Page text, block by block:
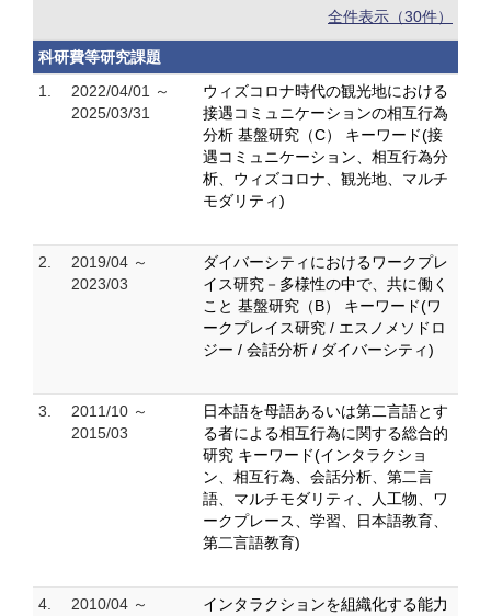
全件表示（30件）
科研費等研究課題
1.
2022/04/01 ～
2025/03/31
ウィズコロナ時代の観光地における
接遇コミュニケーションの相互行為
分析 基盤研究（C） キーワード(接
遇コミュニケーション、相互行為分
析、ウィズコロナ、観光地、マルチ
モダリティ)
2.
2019/04 ～
2023/03
ダイバーシティにおけるワークプレ
イス研究－多様性の中で、共に働く
こと 基盤研究（B） キーワード(ワ
ークプレイス研究 / エスノメソドロ
ジー / 会話分析 / ダイバーシティ)
3.
2011/10 ～
2015/03
日本語を母語あるいは第二言語とす
る者による相互行為に関する総合的
研究 キーワード(インタラクショ
ン、相互行為、会話分析、第二言
語、マルチモダリティ、人工物、ワ
ークプレース、学習、日本語教育、
第二言語教育)
4.
2010/04 ～
インタラクションを組織化する能力